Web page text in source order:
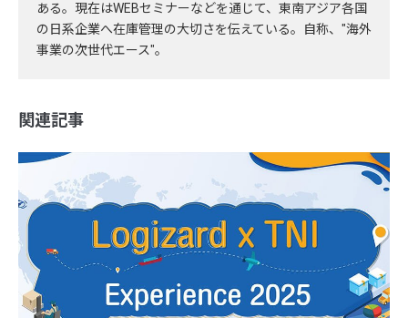
ある。現在はWEBセミナーなどを通じて、東南アジア各国
の日系企業へ在庫管理の大切さを伝えている。自称、"海外
事業の次世代エース"。
関連記事